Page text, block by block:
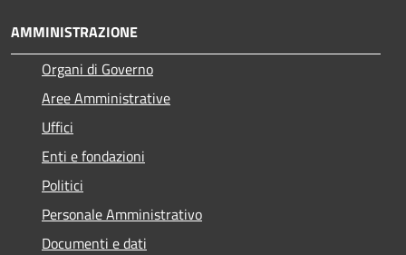
AMMINISTRAZIONE
Organi di Governo
Aree Amministrative
Uffici
Enti e fondazioni
Politici
Personale Amministrativo
Documenti e dati